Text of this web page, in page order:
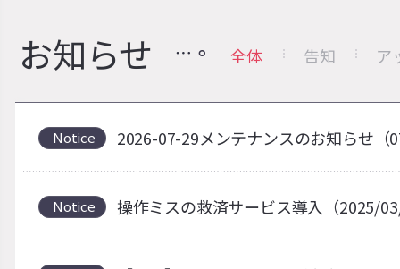
お知らせ 全体 告知 ア
Notice 2026-07-29メンテナンスのお知らせ（
Notice 操作ミスの救済サービス導入（2025/